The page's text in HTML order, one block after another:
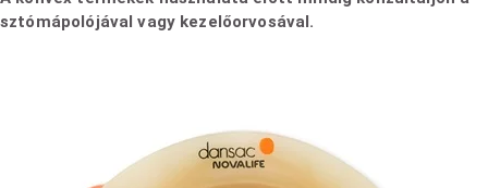
sztómápolójával vagy kezelőorvosával.